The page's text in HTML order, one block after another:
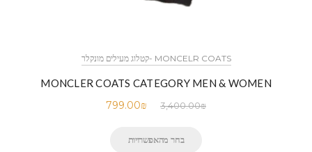
MONCELR COATS -קטלוג מעילים מונקלר
MONCLER COATS CATEGORY MEN & WOMEN
3,400.00₪
799.00₪
בחר מהאפשרויות